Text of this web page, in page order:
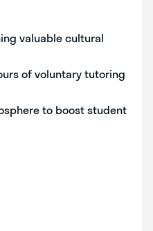
valuable cultural
of voluntary tutoring
to boost student